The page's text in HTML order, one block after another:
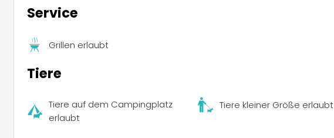
Service
Grillen erlaubt
Tiere
Tiere auf dem Campingplatz
erlaubt
Tiere kleiner Größe erlaubt